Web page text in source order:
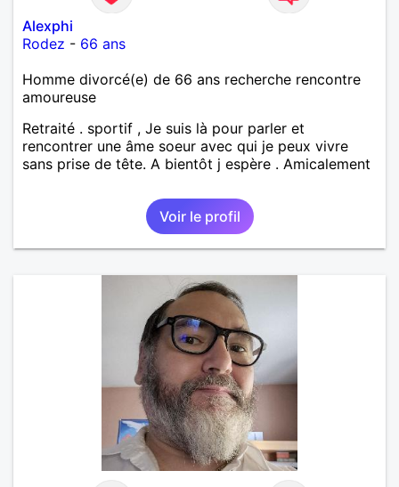
Alexphi
Rodez - 66 ans
Homme divorcé(e) de 66 ans recherche rencontre
amoureuse
Retraité . sportif , Je suis là pour parler et
rencontrer une âme soeur avec qui je peux vivre
sans prise de tête. A bientôt j espère . Amicalement
Voir le profil